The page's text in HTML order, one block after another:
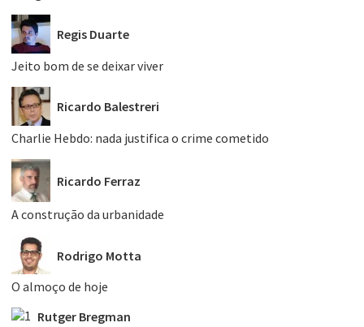
Regis Duarte
Jeito bom de se deixar viver
Ricardo Balestreri
Charlie Hebdo: nada justifica o crime cometido
Ricardo Ferraz
A construção da urbanidade
Rodrigo Motta
O almoço de hoje
Rutger Bregman